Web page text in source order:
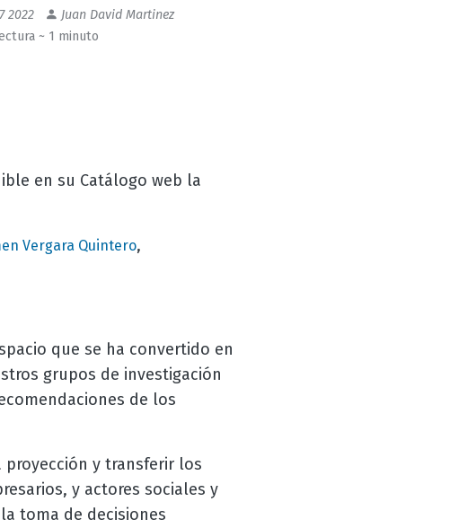
2022
Juan David Martinez
~ 1 minuto
en su Catálogo web la
Vergara Quintero,
que se ha convertido en
grupos de investigación
de los
y transferir los
y actores sociales y
toma de decisiones